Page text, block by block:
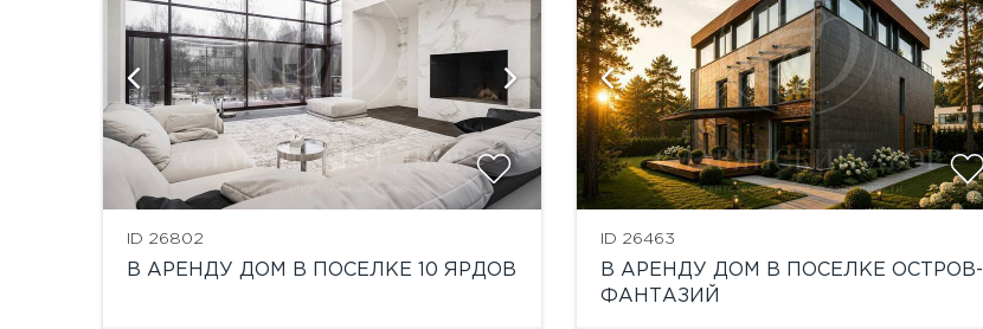
ID 26802
В АРЕНДУ ДОМ В ПОСЕЛКЕ 10 ЯРДОВ
показать ещё 18 фотографий
ID 26463
В АРЕНДУ ДОМ В ПОСЕЛКЕ ОСТРОВ-
ФАНТАЗИЙ
показать ещё 22 фотографии